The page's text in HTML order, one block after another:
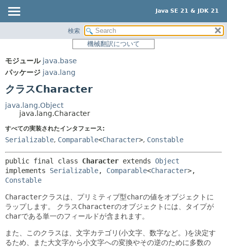
Java SE 21 & JDK 21
パッケージ
使用
ツリー
プレビュー
新規
非推奨
索引
サマリー:
ネスト済
コンストラクタ
メソッド
検索
機械翻訳について
モジュール java.base
パッケージ java.lang
クラスCharacter
java.lang.Object
java.lang.Character
すべての実装されたインタフェース:
Serializable, Comparable<Character>, Constable
public final class Character extends Object
implements Serializable, Comparable<Character
Constable
Characterクラスは、プリミティブ型charの値をオブジェクトに
ラップします。
クラスCharacterのオブジェクトには、タイプが
charである単一のフィールドが含まれます。
また、このクラスは、文字カテゴリ(小文字、数字など。)を決定す
るため、また大文字から小文字への変換やその逆のために多数の